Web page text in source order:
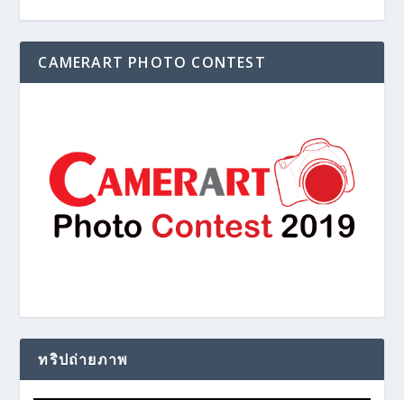
CAMERART PHOTO CONTEST
ทริปถ่ายภาพ